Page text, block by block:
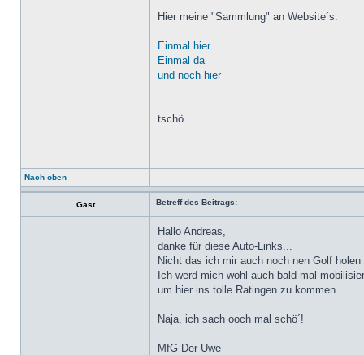
Hier meine "Sammlung" an Website´s:
Einmal hier
Einmal da
und noch hier
tschö
Nach oben
Gast Betreff des Beitrags:
Hallo Andreas,
danke für diese Auto-Links...
Nicht das ich mir auch noch nen Golf
Ich werd mich wohl auch bald mal
um hier ins tolle Ratingen zu kommen...
Naja, ich sach ooch mal schö´!
MfG Der Uwe